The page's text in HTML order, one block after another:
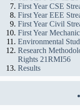
First Year CSE
First Year EEE
First Year Civil
First Year
Environmental
Research
Rights 21RMI56
Results